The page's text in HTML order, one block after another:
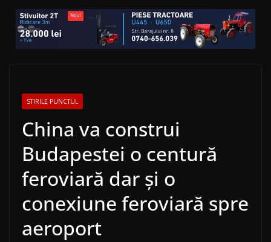
STIRILE PUNCTUL
China va construi
Budapestei o centură
feroviară dar și o
conexiune feroviară spre
aeroport